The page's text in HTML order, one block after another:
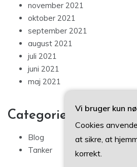
november 2021
oktober 2021
september 2021
august 2021
juli 2021
juni 2021
maj 2021
Categories
Blog
Tanker
Vi bruger kun
Cookies
at sikre, at
korrekt.